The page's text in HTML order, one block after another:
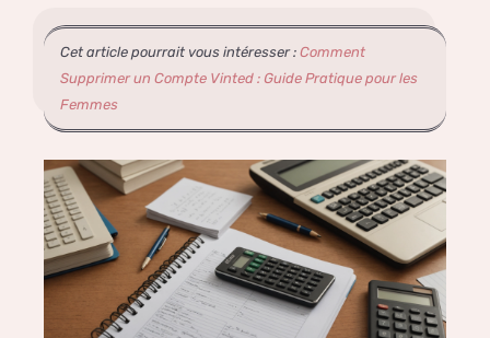
Cet article pourrait vous intéresser : Comment
Supprimer un Compte Vinted : Guide Pratique pour les
Femmes